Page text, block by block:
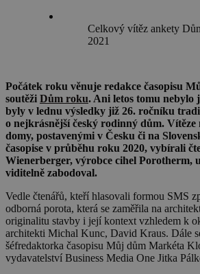
Celkový vítěz ankety
2021
Počátek roku věnuje redakce časopisu
soutěži Dům roku. Ani letos tomu nebylo
byly v lednu výsledky již 26. ročníku
o nejkrásnější český rodinný dům.
domy, postavenými v Česku či na
časopise v průběhu roku 2020, vybírali
Wienerberger, výrobce cihel Porotherm,
viditelně zabodoval.
Vedle čtenářů, kteří hlasovali formou SMS
odborná porota, která se zaměřila na
originalitu stavby i její kontext vzhledem k
architekti Michal Kunc, David Kraus. Dále
šéfredaktorka časopisu Můj dům Markéta
vydavatelství Business Media One Jitka